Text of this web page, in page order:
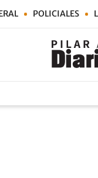
POLICIALES